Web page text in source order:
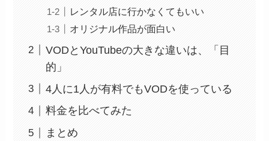
レンタル店に行かなくてもいい
オリジナル作品が面白い
VODとYouTubeの大きな違いは、「目
的」
4人に1人が有料でもVODを使っている
料金を比べてみた
まとめ